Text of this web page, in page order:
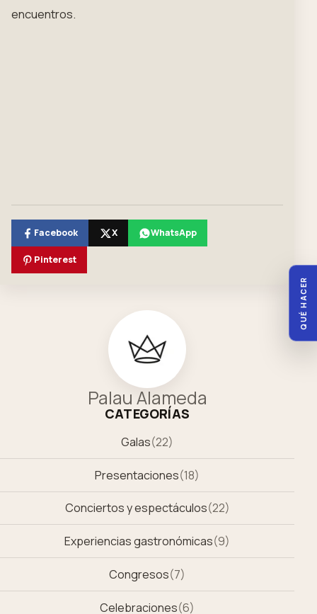
QUÉ HACER
encuentros.
Facebook X WhatsApp
Pinterest
Palau Alameda
CATEGORÍAS
Galas(22)
Presentaciones(18)
Conciertos y espectáculos(22)
Experiencias gastronómicas(9)
Congresos(7)
Celebraciones(6)